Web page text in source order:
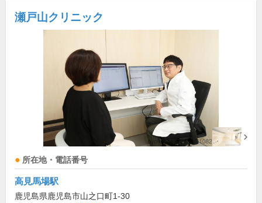
瀬戸山クリニック
所在地・電話番号
高見馬場駅
鹿児島県鹿児島市山之口町1-30